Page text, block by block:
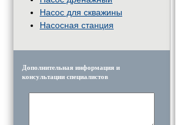
Насос для скважины
Насосная станция
Дополнительная информация и
консультации специалистов